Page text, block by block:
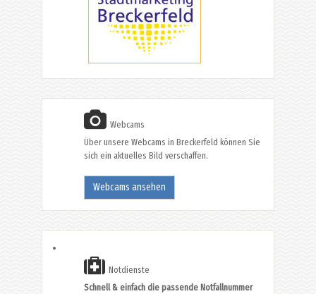
Webcams
Über unsere Webcams in Breckerfeld können Sie
sich ein aktuelles Bild verschaffen.
Webcams ansehen
Notdienste
Schnell & einfach die passende Notfallnummer